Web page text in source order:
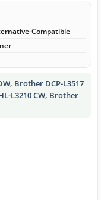
Compatible
, Brother DCP-L3517
L3210 CW, Brother